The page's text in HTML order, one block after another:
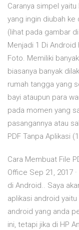
Caranya simpel
yang ingin diubah
(lihat pada gambar
Menjadi 1 Di
Foto. Memiliki
biasanya banyak
rumah tangga yang
bayi ataupun para
pada momen yang
pasangannya atau
PDF Tanpa Aplikasi
Cara Membuat File
Office Sep 21, 2017
di Android.. Saya
aplikasi android
android yang anda
ini, tetapi jika di HP